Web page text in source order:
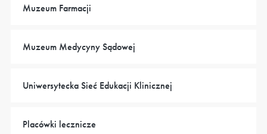
Muzeum Farmacji
Muzeum Medycyny Sądowej
Uniwersytecka Sieć Edukacji Klinicznej
Placówki lecznicze